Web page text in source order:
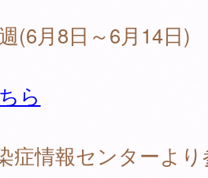
(6月8日～6月14日)
ら
症情報センターよ